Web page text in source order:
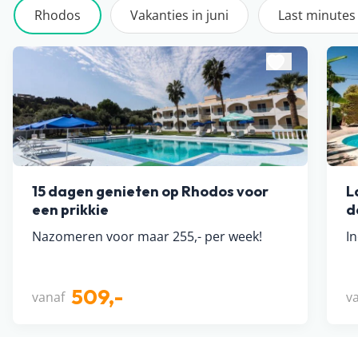
Rhodos Vakanties in juni Last minutes
15 dagen genieten op Rhodos voor
een prikkie
Nazomeren voor maar 255,- per week!
vanaf 509,-